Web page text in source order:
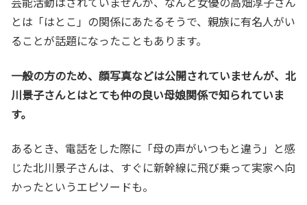
とは「はとこ」の関係にあたるそうで、親族に有名人がい
ることが話題になったこともあります。
一般の方のため、顔写真などは公開されていませんが、北
川景子さんとはとても仲の良い母娘関係で知られていま
す。
あるとき、電話をした際に「母の声がいつもと違う」と感
じた北川景子さんは、すぐに新幹線に飛び乗って実家へ向
かったというエピソードも。